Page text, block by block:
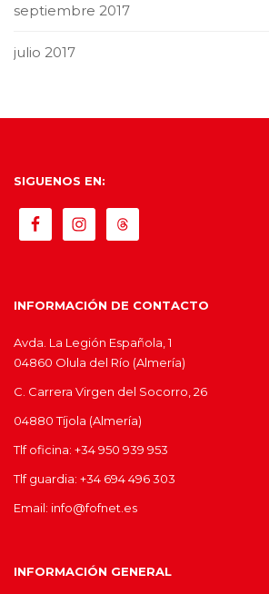
septiembre 2017
julio 2017
SIGUENOS EN:
INFORMACIÓN DE CONTACTO
Avda. La Legión Española, 1
04860 Olula del Río (Almería)
C. Carrera Virgen del Socorro, 26
04880 Tíjola (Almería)
Tlf oficina: +34 950 939 953
Tlf guardia: +34 694 496 303
Email: info@fofnet.es
INFORMACIÓN GENERAL